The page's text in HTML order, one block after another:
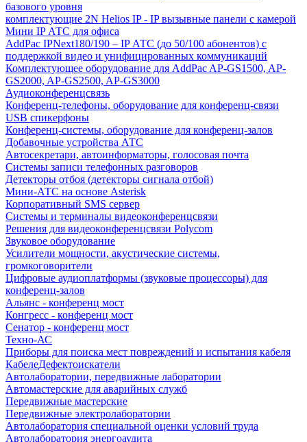
базового уровня
комплектующие 2N Helios IP - IP вызывные панели с камерой
Мини IP АТС для офиса
AddPac IPNext180/190 – IP АТС (до 50/100 абонентов) с
поддержкой видео и унифицированных коммуникаций
Комплектующее оборудование для AddPac AP-GS1500, AP-
GS2000, AP-GS2500, AP-GS3000
Аудиоконференцсвязь
Конференц-телефоны, оборудование для конференц-связи
USB спикерфоны
Конференц-системы, оборудование для конференц-залов
Добавочные устройства АТС
Автосекретари, автоинформаторы, голосовая почта
Системы записи телефонных разговоров
Детекторы отбоя (детекторы сигнала отбой)
Мини-АТС на основе Asterisk
Корпоративный SMS сервер
Системы и терминалы видеоконференцсвязи
Решения для видеоконференцсвязи Polycom
Звуковое оборудование
Усилители мощности, акустические системы,
громкоговорители
Цифровые аудиоплатформы (звуковые процессоры) для
конференц-залов
Альянс - конференц мост
Конгресс - конференц мост
Сенатор - конференц мост
Техно-АС
Приборы для поиска мест повреждений и испытания кабеля
КабелеДефектоискатели
Автолаборатории, передвижные лаборатории
Автомастерские для аварийных служб
Передвижные мастерские
Передвижные электролаборатории
Автолаборатория специальной оценки условий труда
Автолаборатория энергоаудита